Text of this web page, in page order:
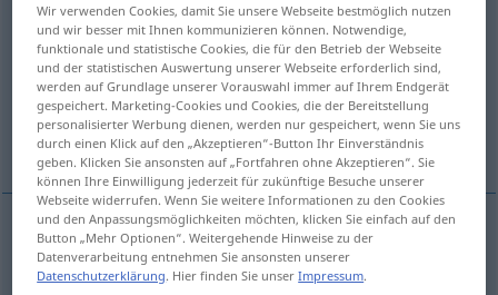
ladon <meistpl>
Übersicht aller Übersetzungen
(Für mehr Details die Übersetzung anklicken/antippen)
Brachfeld... brachliegen...
Beispiele
lada
Wir verwenden Cookies, damit Sie unsere Webseite bestmöglich nutzen
und wir besser mit Ihnen kommunizieren können. Notwendige,
funktionale und statistische Cookies, die für den Betrieb der Webseite
und der statistischen Auswertung unserer Webseite erforderlich sind,
werden auf Grundlage unserer Vorauswahl immer auf Ihrem Endgerät
gespeichert. Marketing-Cookies und Cookies, die der Bereitstellung
personalisierter Werbung dienen, werden nur gespeichert, wenn Sie uns
durch einen Klick auf den „Akzeptieren“-Button Ihr Einverständnis
geben. Klicken Sie ansonsten auf „Fortfahren ohne Akzeptieren“. Sie
können Ihre Einwilligung jederzeit für zukünftige Besuche unserer
Webseite widerrufen. Wenn Sie weitere Informationen zu den Cookies
und den Anpassungsmöglichkeiten möchten, klicken Sie einfach auf den
Button „Mehr Optionen“. Weitergehende Hinweise zu der
Datenverarbeitung entnehmen Sie ansonsten unserer
Datenschutzerklärung. Hier finden Sie unserImpressum.